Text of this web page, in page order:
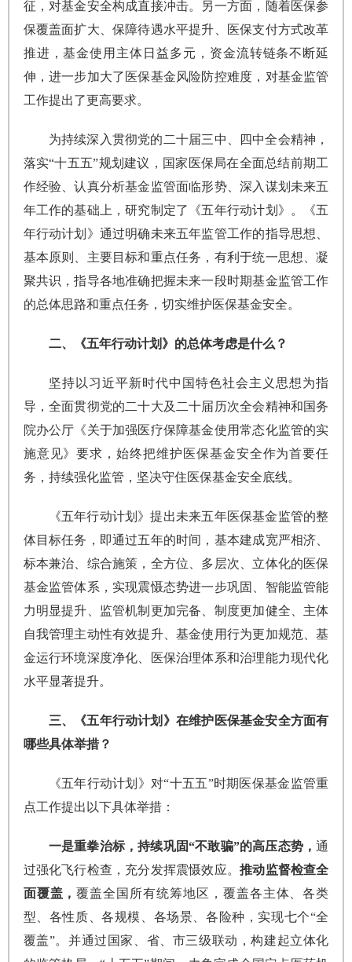
征，对基金安全构成直接冲击。另一方面，随着医保参
保覆盖面扩大、保障待遇水平提升、医保支付方式改革
推进，基金使用主体日益多元，资金流转链条不断延
伸，进一步加大了医保基金风险防控难度，对基金监管
工作提出了更高要求。
为持续深入贯彻党的二十届三中、四中全会精神，
落实“十五五”规划建议，国家医保局在全面总结前期工
作经验、认真分析基金监管面临形势、深入谋划未来五
年工作的基础上，研究制定了《五年行动计划》。《五
年行动计划》通过明确未来五年监管工作的指导思想、
基本原则、主要目标和重点任务，有利于统一思想、凝
聚共识，指导各地准确把握未来一段时期基金监管工作
的总体思路和重点任务，切实维护医保基金安全。
二、《五年行动计划》的总体考虑是什么？
坚持以习近平新时代中国特色社会主义思想为指
导，全面贯彻党的二十大及二十届历次全会精神和国务
院办公厅 《关于加强医疗保障基金使用常态化监管的实
施意见》要求，始终把维护医保基金安全作为首要任
务，持续强化监管，坚决守住医保基金安全底线。
《五年行动计划》提出未来五年医保基金监管的整
体目标任务，即通过五年的时间，基本建成宽严相济、
标本兼治、综合施策，全方位、多层次、立体化的医保
基金监管体系，实现震慑态势进一步巩固、智能监管能
力明显提升、监管机制更加完备、制度更加健全、主体
自我管理主动性有效提升、基金使用行为更加规范、基
金运行环境深度净化、医保治理体系和治理能力现代化
水平显著提升。
三、《五年行动计划》在维护医保基金安全方面有
哪些具体举措？
《五年行动计划》对“十五五”时期医保基金监管重
点工作提出以下具体举措：
一是重拳治标，持续巩固“不敢骗”的高压态势，通
过强化飞行检查，充分发挥震慑效应。推动监督检查全
面覆盖，覆盖全国所有统筹地区，覆盖各主体、各类
型、各性质、各规模、各场景、各险种，实现七个“全
覆盖”。并通过国家、省、市三级联动，构建起立体化